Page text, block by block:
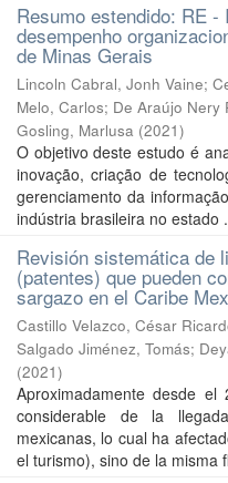
Resumo estendido: RE
desempenho
de Minas Gerais
Lincoln Cabral, Jonh Vaine;
Melo, Carlos; De Araújo Nery
Gosling, Marlusa (2021)
O objetivo deste estudo é
inovação, criação de
gerenciamento da
indústria brasileira no estado
Revisión sistemática de
(patentes) que pueden
sargazo en el Caribe
Castillo Velazco, César
Salgado Jiménez, Tomás;
(2021)
Aproximadamente desde
considerable de la
mexicanas, lo cual ha
el turismo), sino de la misma